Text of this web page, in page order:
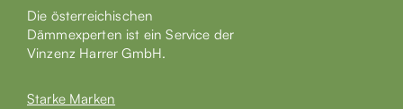
Die österreichischen
Dämmexperten ist ein Service der
Vinzenz Harrer GmbH.
Starke Marken